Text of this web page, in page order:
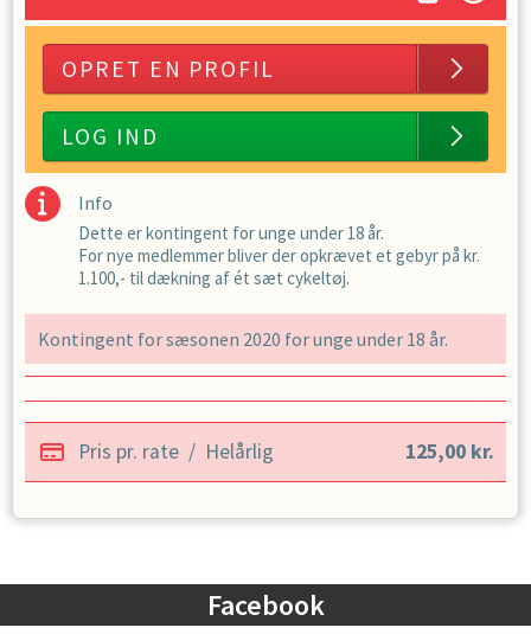
OPRET EN PROFIL
LOG IND
Info
Dette er kontingent for unge under 18 år.
For nye medlemmer bliver der opkrævet et gebyr på kr.
1.100,- til dækning af ét sæt cykeltøj.
Kontingent for sæsonen 2020 for unge under 18 år.
Pris pr. rate / Helårlig 125,00 kr.
Facebook